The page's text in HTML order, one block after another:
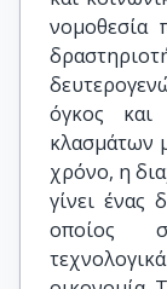
νομοθεσία
όγκος
κλασμάτων
χρόνο, η
γίνει ένας
οποίος